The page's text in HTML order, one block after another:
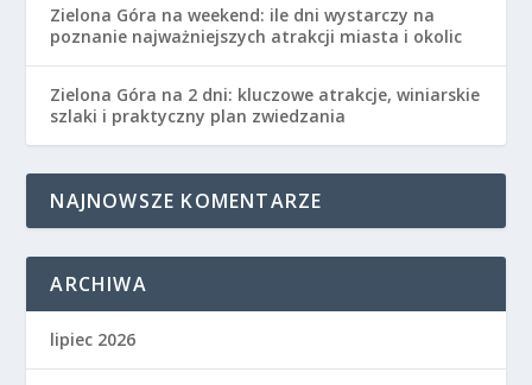
Zielona Góra na weekend: ile dni wystarczy na
poznanie najważniejszych atrakcji miasta i okolic
Zielona Góra na 2 dni: kluczowe atrakcje, winiarskie
szlaki i praktyczny plan zwiedzania
NAJNOWSZE KOMENTARZE
ARCHIWA
lipiec 2026